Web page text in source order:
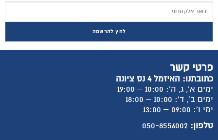
לחץ להרשמה
פרטי קשר
כתובתנו: האיזמל 4 נס ציונה
ימים א', ג, ה': 10:00 – 19:00
ימים ב', ד': 10:00 – 18:00
ימי ו': 09:00 – 13:00
טלפון: 050-8556002